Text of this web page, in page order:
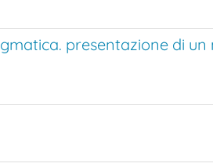
presentazione di